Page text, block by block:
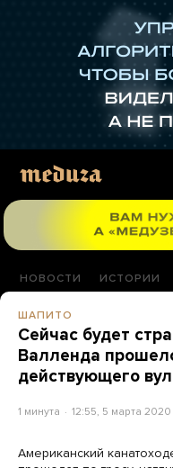
НОВОСТИ ИСТОРИИ
ШАПИТО
Сейчас будет
Валленда
действующего
1 минута 12:55, 5 марта 2020
Американский